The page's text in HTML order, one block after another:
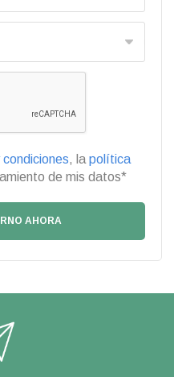
, la política
de mis datos*